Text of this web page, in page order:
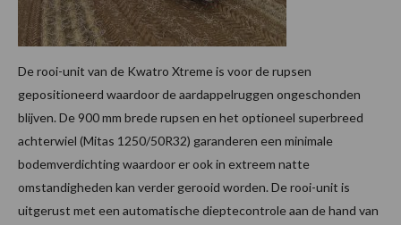
De rooi-unit van de Kwatro Xtreme is voor de rupsen
gepositioneerd waardoor de aardappelruggen ongeschonden
blijven. De 900 mm brede rupsen en het optioneel superbreed
achterwiel (Mitas 1250/50R32) garanderen een minimale
bodemverdichting waardoor er ook in extreem natte
omstandigheden kan verder gerooid worden. De rooi-unit is
uitgerust met een automatische dieptecontrole aan de hand van